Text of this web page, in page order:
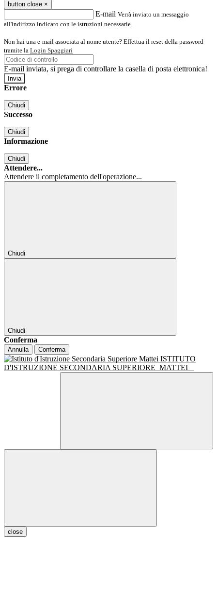
button close ×
E-mail Verrà inviato un messaggio
all'indirizzo indicato con le istruzioni necessarie.
Non hai una e-mail associata al nome utente? Effettua il reset della password
tramite la Login Spaggiari
E-mail inviata, si prega di controllare la casella di posta elettronica!
Errore
Chiudi
Successo
Chiudi
Informazione
Chiudi
Attendere...
Attendere il completamento dell'operazione...
Chiudi
Chiudi
Conferma
Annulla Conferma
ISTITUTO
D'ISTRUZIONE SECONDARIA SUPERIORE MATTEI
close